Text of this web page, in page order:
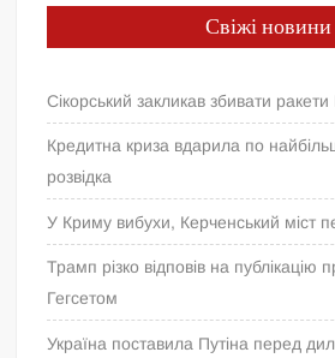
Свіжі новини
Сікорський закликав збивати
Кредитна криза вдарила по
розвідка
У Криму вибухи, Керченський міст
Трамп різко відповів на публікацію
Гегсетом
Україна поставила Путіна перед